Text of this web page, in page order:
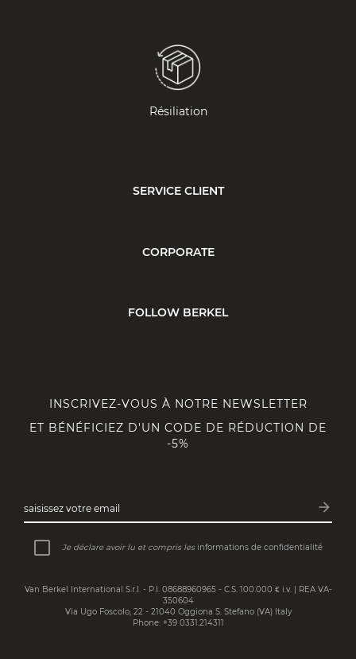
Résiliation
SERVICE CLIENT
CORPORATE
FOLLOW BERKEL
INSCRIVEZ-VOUS À NOTRE NEWSLETTER
ET BÉNÉFICIEZ D'UN CODE DE RÉDUCTION DE
-5%
saisissez votre email arrow_forward
Je déclare avoir lu et compris les informations de confidentialité
Van Berkel International S.r.l. - P.I. 08688960965 - C.S. 100.000 € i.v. | REA VA-
350604
Via Ugo Foscolo, 22 - 21040 Oggiona S. Stefano (VA) Italy
Phone: +39 0331.214311